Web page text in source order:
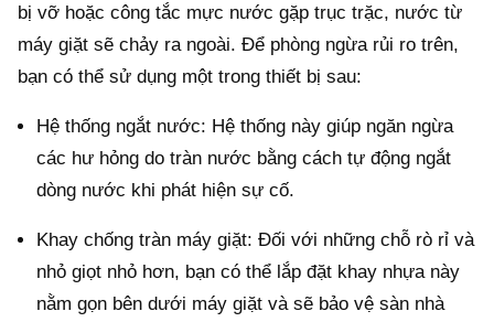
bị vỡ hoặc công tắc mực nước gặp trục trặc, nước từ
máy giặt sẽ chảy ra ngoài. Để phòng ngừa rủi ro trên,
bạn có thể sử dụng một trong thiết bị sau:
Hệ thống ngắt nước: Hệ thống này giúp ngăn ngừa
các hư hỏng do tràn nước bằng cách tự động ngắt
dòng nước khi phát hiện sự cố.
Khay chống tràn máy giặt: Đối với những chỗ rò rỉ và
nhỏ giọt nhỏ hơn, bạn có thể lắp đặt khay nhựa này
nằm gọn bên dưới máy giặt và sẽ bảo vệ sàn nhà